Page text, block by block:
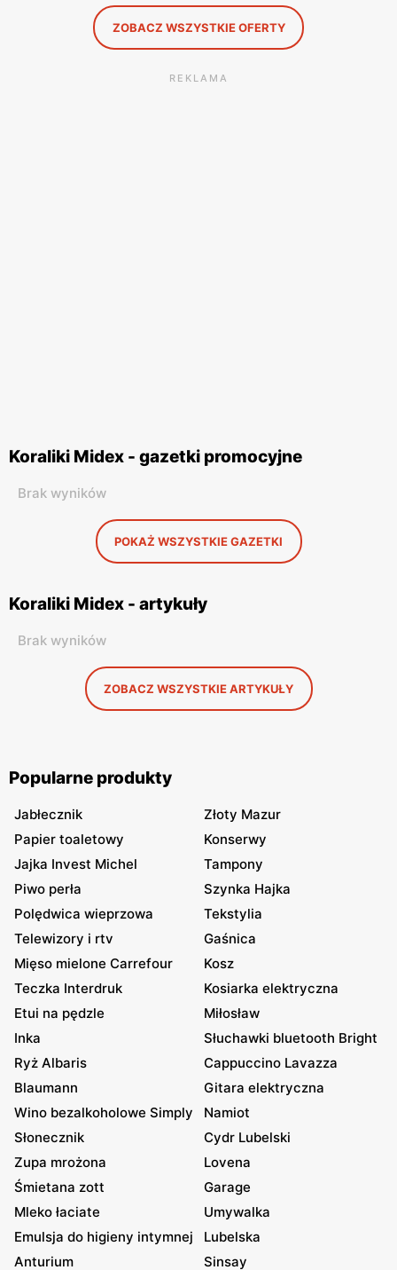
ZOBACZ WSZYSTKIE OFERTY
REKLAMA
Koraliki Midex - gazetki promocyjne
Brak wyników
POKAŻ WSZYSTKIE GAZETKI
Koraliki Midex - artykuły
Brak wyników
ZOBACZ WSZYSTKIE ARTYKUŁY
Popularne produkty
Jabłecznik
Złoty Mazur
Papier toaletowy
Konserwy
Jajka Invest Michel
Tampony
Piwo perła
Szynka Hajka
Polędwica wieprzowa
Tekstylia
Telewizory i rtv
Gaśnica
Mięso mielone Carrefour
Kosz
Teczka Interdruk
Kosiarka elektryczna
Etui na pędzle
Miłosław
Inka
Słuchawki bluetooth Bright
Ryż Albaris
Cappuccino Lavazza
Blaumann
Gitara elektryczna
Wino bezalkoholowe Simply
Namiot
Słonecznik
Cydr Lubelski
Zupa mrożona
Lovena
Śmietana zott
Garage
Mleko łaciate
Umywalka
Emulsja do higieny intymnej
Lubelska
Anturium
Sinsay